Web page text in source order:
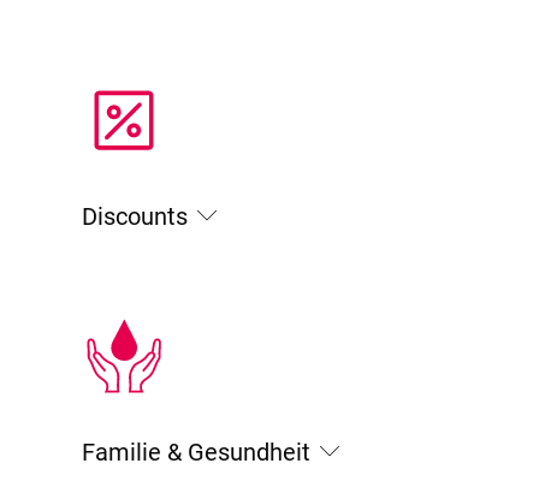
Discounts
Familie & Gesundheit